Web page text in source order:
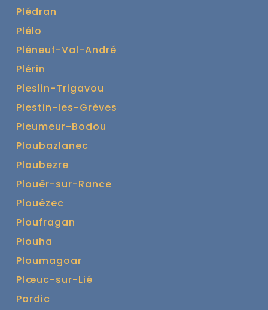
Plédran
Plélo
Pléneuf-Val-André
Plérin
Pleslin-Trigavou
Plestin-les-Grèves
Pleumeur-Bodou
Ploubazlanec
Ploubezre
Plouër-sur-Rance
Plouézec
Ploufragan
Plouha
Ploumagoar
Plœuc-sur-Lié
Pordic